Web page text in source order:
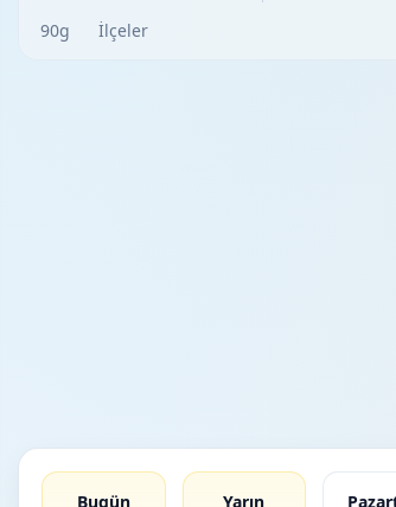
90g
İlçeler
Bugün Yarın